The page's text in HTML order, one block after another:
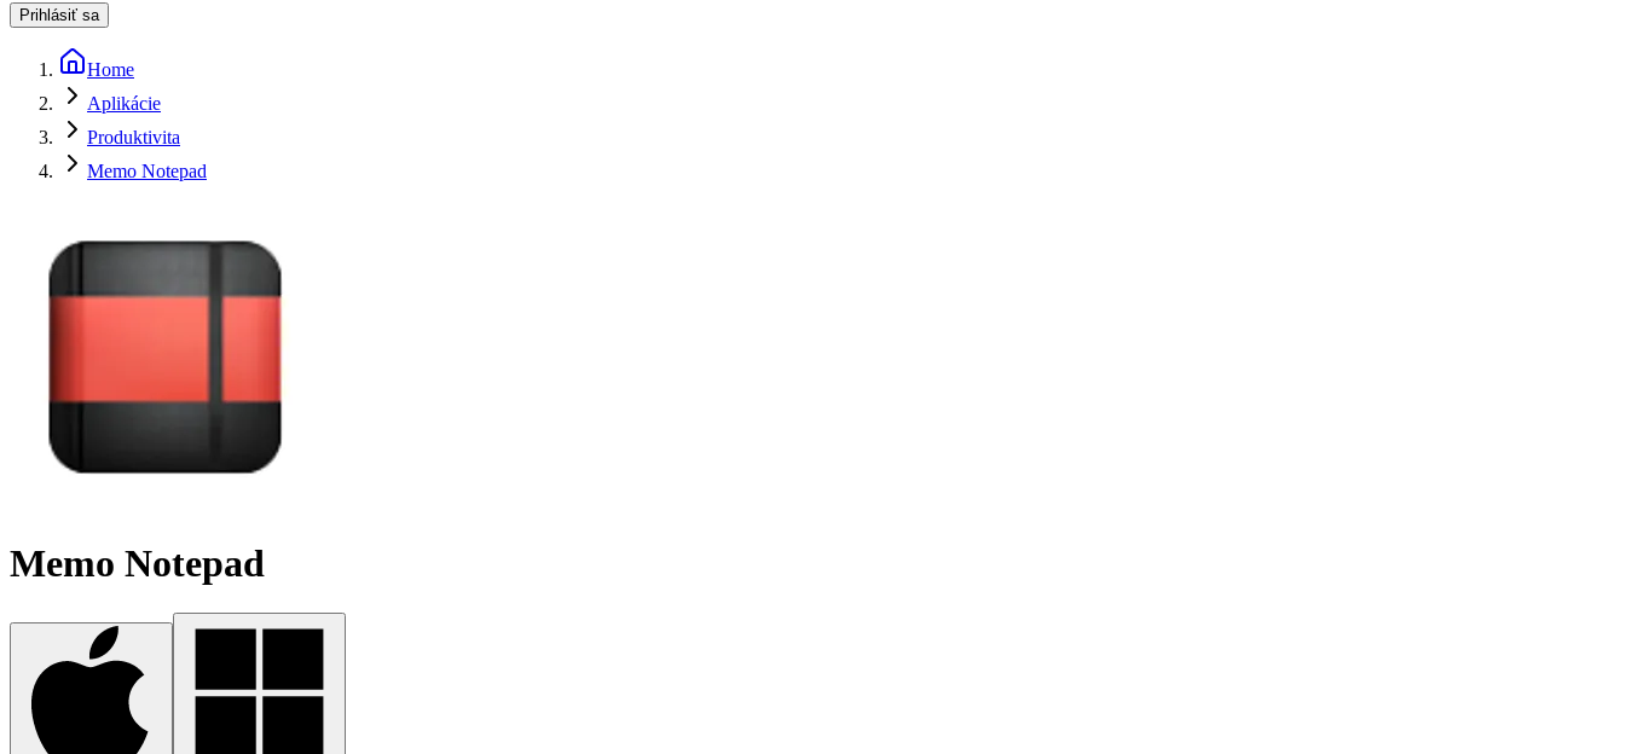
Prihlásiť sa
Home
Aplikácie
Produktivita
Memo Notepad
Memo Notepad